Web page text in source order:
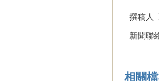
撰稿人
新聞聯
地政
相關